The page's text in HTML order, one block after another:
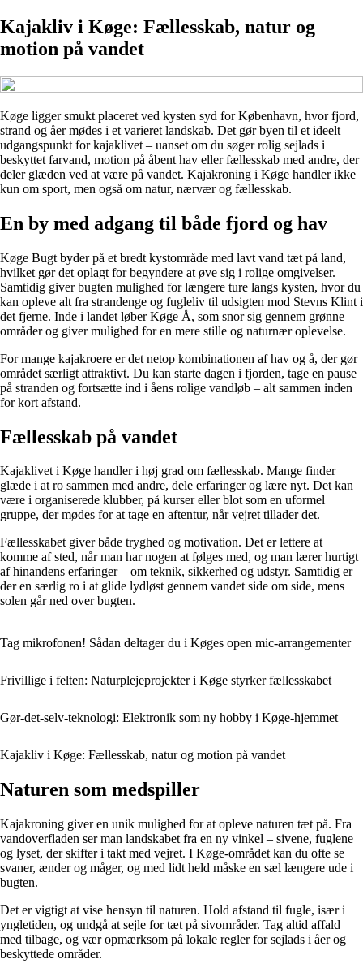
Kajakliv i Køge: Fællesskab, natur og
motion på vandet
Køge ligger smukt placeret ved kysten syd for København, hvor fjord,
strand og åer mødes i et varieret landskab. Det gør byen til et ideelt
udgangspunkt for kajaklivet – uanset om du søger rolig sejlads i
beskyttet farvand, motion på åbent hav eller fællesskab med andre, der
deler glæden ved at være på vandet. Kajakroning i Køge handler ikke
kun om sport, men også om natur, nærvær og fællesskab.
En by med adgang til både fjord og hav
Køge Bugt byder på et bredt kystområde med lavt vand tæt på land,
hvilket gør det oplagt for begyndere at øve sig i rolige omgivelser.
Samtidig giver bugten mulighed for længere ture langs kysten, hvor du
kan opleve alt fra strandenge og fugleliv til udsigten mod Stevns Klint i
det fjerne. Inde i landet løber Køge Å, som snor sig gennem grønne
områder og giver mulighed for en mere stille og naturnær oplevelse.
For mange kajakroere er det netop kombinationen af hav og å, der gør
området særligt attraktivt. Du kan starte dagen i fjorden, tage en pause
på stranden og fortsætte ind i åens rolige vandløb – alt sammen inden
for kort afstand.
Fællesskab på vandet
Kajaklivet i Køge handler i høj grad om fællesskab. Mange finder
glæde i at ro sammen med andre, dele erfaringer og lære nyt. Det kan
være i organiserede klubber, på kurser eller blot som en uformel
gruppe, der mødes for at tage en aftentur, når vejret tillader det.
Fællesskabet giver både tryghed og motivation. Det er lettere at
komme af sted, når man har nogen at følges med, og man lærer hurtigt
af hinandens erfaringer – om teknik, sikkerhed og udstyr. Samtidig er
der en særlig ro i at glide lydløst gennem vandet side om side, mens
solen går ned over bugten.
Tag mikrofonen! Sådan deltager du i Køges open mic‑arrangementer
Frivillige i felten: Naturplejeprojekter i Køge styrker fællesskabet
Gør-det-selv-teknologi: Elektronik som ny hobby i Køge-hjemmet
Kajakliv i Køge: Fællesskab, natur og motion på vandet
Naturen som medspiller
Kajakroning giver en unik mulighed for at opleve naturen tæt på. Fra
vandoverfladen ser man landskabet fra en ny vinkel – sivene, fuglene
og lyset, der skifter i takt med vejret. I Køge-området kan du ofte se
svaner, ænder og måger, og med lidt held måske en sæl længere ude i
bugten.
Det er vigtigt at vise hensyn til naturen. Hold afstand til fugle, især i
yngletiden, og undgå at sejle for tæt på sivområder. Tag altid affald
med tilbage, og vær opmærksom på lokale regler for sejlads i åer og
beskyttede områder.